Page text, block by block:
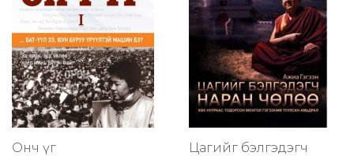
Онч үг
Цагийг бэлгэдэгч